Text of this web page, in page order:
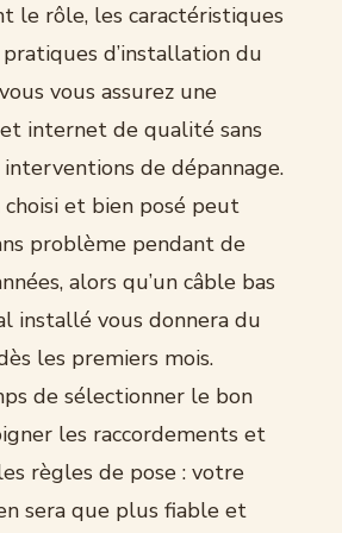
le rôle, les caractéristiques
d’installation du
vous assurez une
internet de qualité sans
de dépannage.
et bien posé peut
problème pendant de
alors qu’un câble bas
installé vous donnera du
les premiers mois.
de sélectionner le bon
les raccordements et
règles de pose : votre
sera que plus fiable et